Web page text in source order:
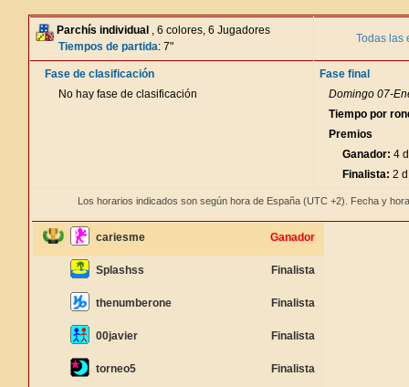
Parchís individual , 6 colores, 6 Jugadores
Tiempos de partida: 7"
Todas las
Fase de clasificación
No hay fase de clasificación
Fase final
Domingo 07-
Tiempo por
Premios
Ganador: 4
Finalista: 2
Los horarios indicados son según hora de España (UTC +2). Fecha y
cariesme Ganador
Splashss Finalista
thenumberone Finalista
00javier Finalista
torneo5 Finalista